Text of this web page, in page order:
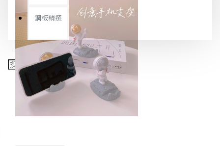
銅板精選